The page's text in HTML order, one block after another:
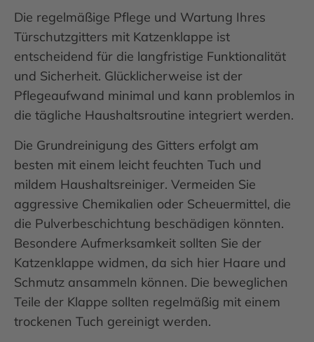
Die regelmäßige Pflege und Wartung Ihres
Türschutzgitters mit Katzenklappe ist
entscheidend für die langfristige Funktionalität
und Sicherheit. Glücklicherweise ist der
Pflegeaufwand minimal und kann problemlos in
die tägliche Haushaltsroutine integriert werden.
Die Grundreinigung des Gitters erfolgt am
besten mit einem leicht feuchten Tuch und
mildem Haushaltsreiniger. Vermeiden Sie
aggressive Chemikalien oder Scheuermittel, die
die Pulverbeschichtung beschädigen könnten.
Besondere Aufmerksamkeit sollten Sie der
Katzenklappe widmen, da sich hier Haare und
Schmutz ansammeln können. Die beweglichen
Teile der Klappe sollten regelmäßig mit einem
trockenen Tuch gereinigt werden.